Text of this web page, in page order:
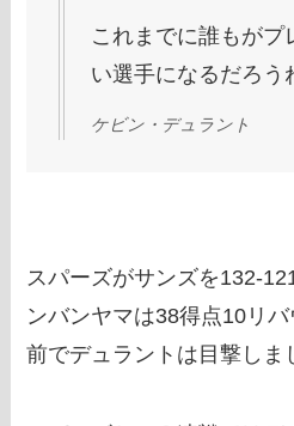
これまでに誰もがプ
い選手になるだろう
ケビン・デュラント
スパーズがサンズを132-
ンバンヤマは38得点10リ
前でデュラントは目撃しま